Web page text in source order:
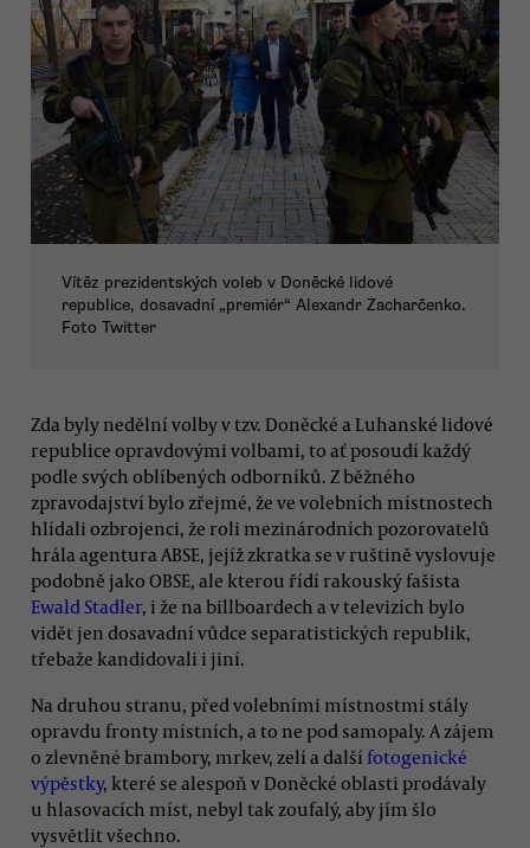
Vítěz prezidentských voleb v Doněcké lidové
republice, dosavadní „premiér“ Alexandr Zacharčenko.
Foto Twitter
Zda byly nedělní volby v tzv. Doněcké a Luhanské lidové
republice opravdovými volbami, to ať posoudí každý
podle svých oblíbených odborníků. Z běžného
zpravodajství bylo zřejmé, že ve volebních místnostech
hlídali ozbrojenci, že roli mezinárodních pozorovatelů
hrála agentura ABSE, jejíž zkratka se v ruštině vyslovuje
podobně jako OBSE, ale kterou řídí rakouský fašista
Ewald Stadler, i že na billboardech a v televizích bylo
vidět jen dosavadní vůdce separatistických republik,
třebaže kandidovali i jiní.
Na druhou stranu, před volebními místnostmi stály
opravdu fronty místních, a to ne pod samopaly. A zájem
o zlevněné brambory, mrkev, zelí a další fotogenické
výpěstky, které se alespoň v Doněcké oblasti prodávaly
u hlasovacích míst, nebyl tak zoufalý, aby jím šlo
vysvětlit všechno.